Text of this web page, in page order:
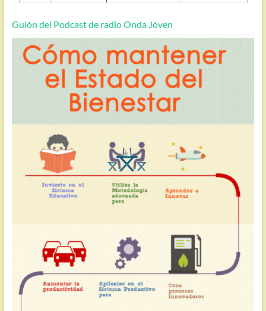
Guión del Podcast de radio Onda Jóven